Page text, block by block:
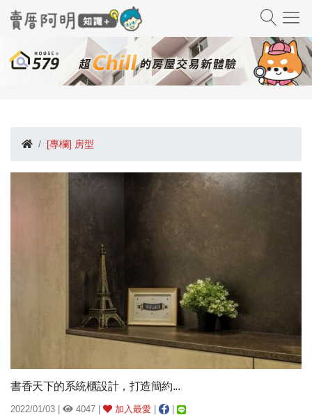
[專欄] 房型
書香天下的系統櫃設計，打造簡約...
2022/01/03 | 4047 | 加入最愛 | |